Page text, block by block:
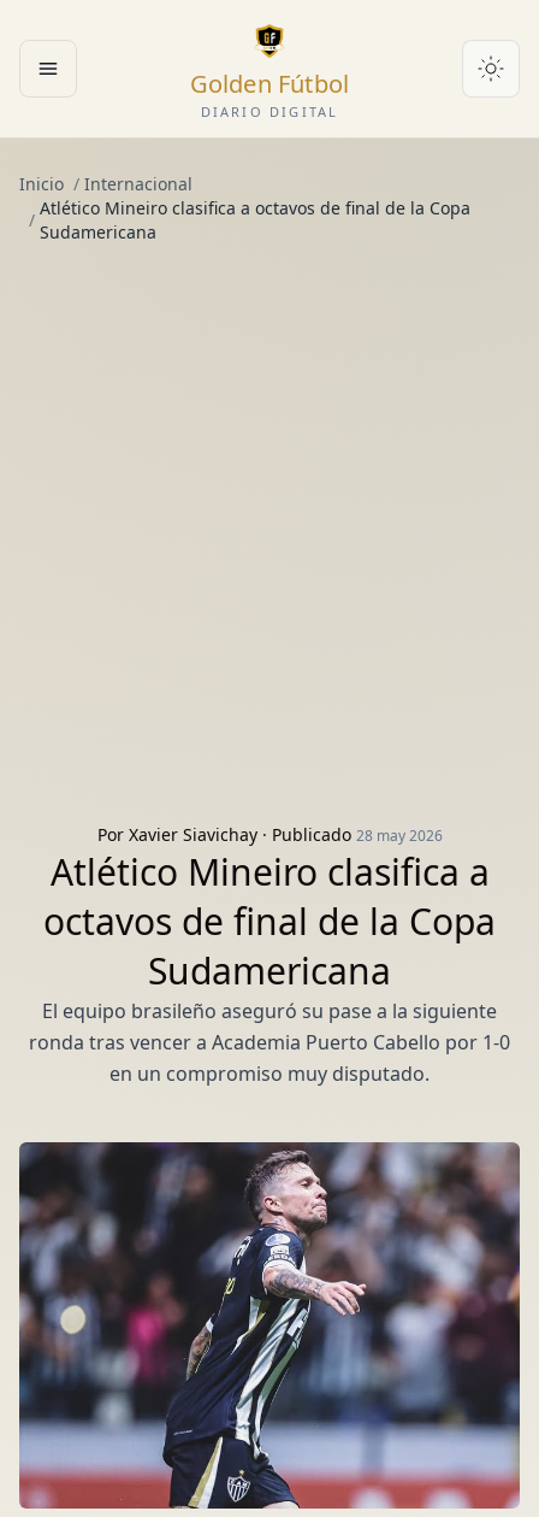
Abrir menú Golden Fútbol
DIARIO DIGITAL
Inicio / Internacional
/
Atlético Mineiro clasifica a octavos de final de la Copa
Sudamericana
Por Xavier Siavichay· Publicado 28 may 2026
Atlético Mineiro clasifica a
octavos de final de la Copa
Sudamericana
El equipo brasileño aseguró su pase a la siguiente
ronda tras vencer a Academia Puerto Cabello por 1-0
en un compromiso muy disputado.